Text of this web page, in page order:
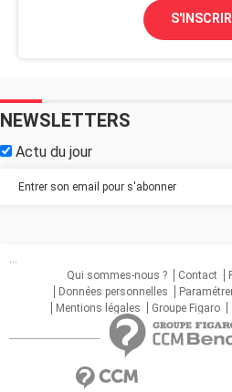
NEWSLETTERS
Actu du jour
...
Qui sommes-nous ?
Contact
Données personnelles
Mentions légales
Groupe Figaro